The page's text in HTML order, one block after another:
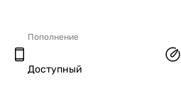
Пополнение
Доступный